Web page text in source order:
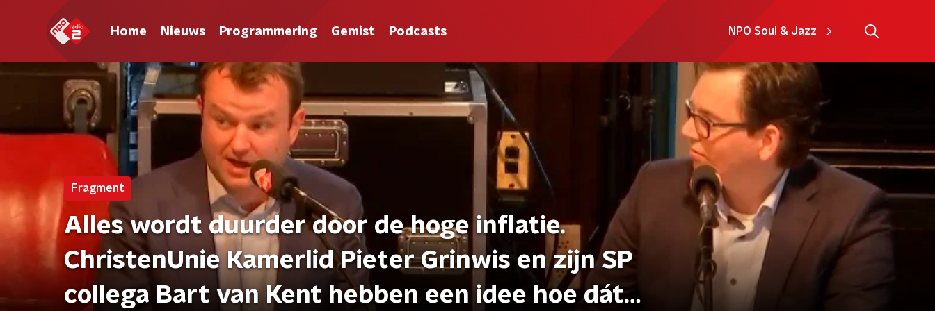
Home Nieuws Programmering Gemist Podcasts NPO Soul & Jazz
Fragment
Alles wordt duurder door de hoge inflatie.
ChristenUnie Kamerlid Pieter Grinwis en zijn SP
collega Bart van Kent hebben een idee hoe dát